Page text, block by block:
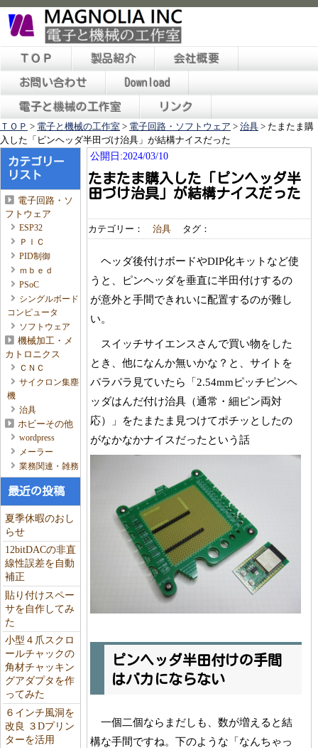
ＴＯＰ 製品紹介 会社概要
お問い合わせ Download
電子と機械の工作室 リンク
ＴＯＰ > 電子と機械の工作室 > 電子回路・ソフトウェア > 治具 > たまたま購
入した「ピンヘッダ半田づけ治具」が結構ナイスだった
カテゴリー
リスト
電子回路・ソ
フトウェア
ESP32
ＰＩＣ
PID制御
ｍｂｅｄ
PSoC
シングルボード
コンピュータ
ソフトウェア
機械加工・メ
カトロニクス
ＣＮＣ
サイクロン集塵
機
治具
ホビーその他
wordpress
メーラー
業務関連・雑務
最近の投稿
夏季休暇のおし
らせ
12bitDACの非直
線性誤差を自動
補正
貼り付けスペー
サを自作してみ
た
小型４爪スクロ
ールチャックの
角材チャッキン
グアダプタを作
ってみた
６インチ風洞を
改良 ３Dプリン
ターを活用
公開日:2024/03/10
たまたま購入した「ピンヘッダ半
田づけ治具」が結構ナイスだった
カテゴリー： 治具タグ：
ヘッダ後付けボードやDIP化キットなど使
うと、ピンヘッダを垂直に半田付けするの
が意外と手間できれいに配置するのが難し
い。
スイッチサイエンスさんで買い物をした
とき、他になんか無いかな？と、サイトを
パラパラ見ていたら「2.54mmピッチピンヘ
ッダはんだ付け治具（通常・細ピン両対
応）」をたまたま見つけてポチッとしたの
がなかなかナイスだったという話
ピンヘッダ半田付けの手間
はバカにならない
一個二個ならまだしも、数が増えると結
構な手間ですね。下のような「なんちゃっ